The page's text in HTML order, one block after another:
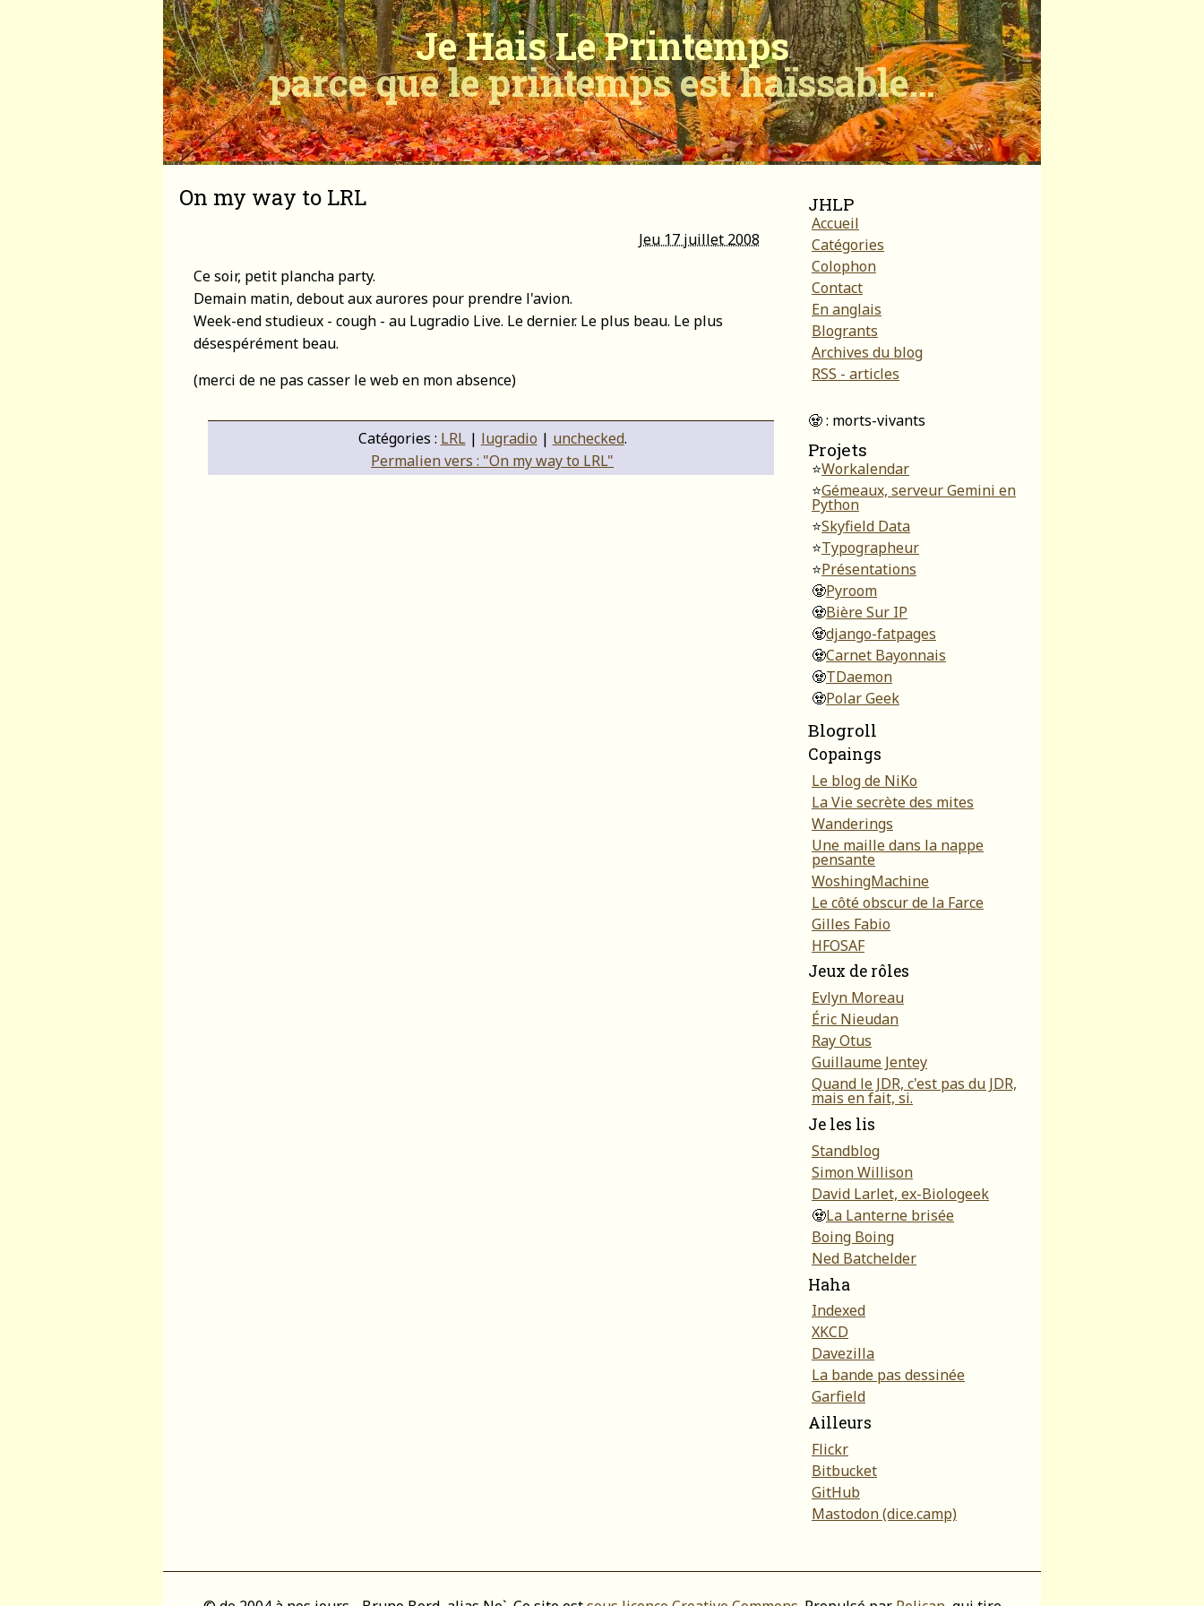
Je Hais Le Printemps
parce que le printemps est haïssable…
On my way to LRL
Jeu 17 juillet 2008
Ce soir, petit plancha party.
Demain matin, debout aux aurores pour prendre l'avion.
Week-end studieux - cough - au Lugradio Live. Le dernier. Le plus beau. Le plus
désespérément beau.
(merci de ne pas casser le web en mon absence)
Catégories : LRL| lugradio | unchecked.
Permalien vers : "On my way to LRL"
JHLP
Accueil
Catégories
Colophon
Contact
En anglais
Blogrants
Archives du blog
RSS - articles
🧟 : morts-vivants
Projets
⭐Workalendar
⭐Gémeaux, serveur Gemini en
Python
⭐Skyfield Data
⭐Typographeur
⭐Présentations
🧟Pyroom
🧟Bière Sur IP
🧟django-fatpages
🧟Carnet Bayonnais
🧟TDaemon
🧟Polar Geek
Blogroll
Copaings
Le blog de NiKo
La Vie secrète des mites
Wanderings
Une maille dans la nappe
pensante
WoshingMachine
Le côté obscur de la Farce
Gilles Fabio
HFOSAF
Jeux de rôles
Evlyn Moreau
Éric Nieudan
Ray Otus
Guillaume Jentey
Quand le JDR, c'est pas du JDR,
mais en fait, si.
Je les lis
Standblog
Simon Willison
David Larlet, ex-Biologeek
🧟La Lanterne brisée
Boing Boing
Ned Batchelder
Haha
Indexed
XKCD
Davezilla
La bande pas dessinée
Garfield
Ailleurs
Flickr
Bitbucket
GitHub
Mastodon (dice.camp)